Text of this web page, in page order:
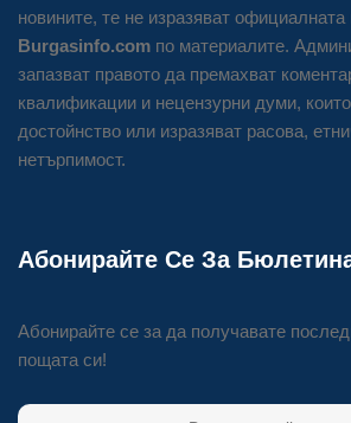
новините, те не изразяват официалната
Burgasinfo.com по материалите.
запазват правото да премахват
квалификации и нецензурни думи,
достойнство или изразяват расова,
нетърпимост.
Абонирайте Се За
Абонирайте се за да получавате
пощата си!